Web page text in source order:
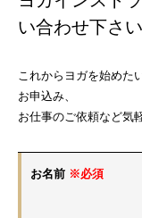
い合わせ下さい
これからヨガを始めた
お申込み、
お仕事のご依頼など気
お名前 ※必須